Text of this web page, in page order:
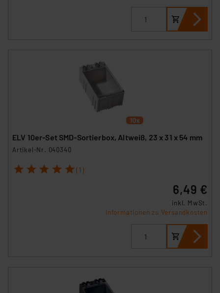
ELV 10er-Set SMD-Sortierbox, Altweiß, 23 x 31 x 54 mm
Artikel-Nr. 040340
1 2 3 4 5 (1)
6,49 €
inkl. MwSt.
Informationen zu Versandkosten